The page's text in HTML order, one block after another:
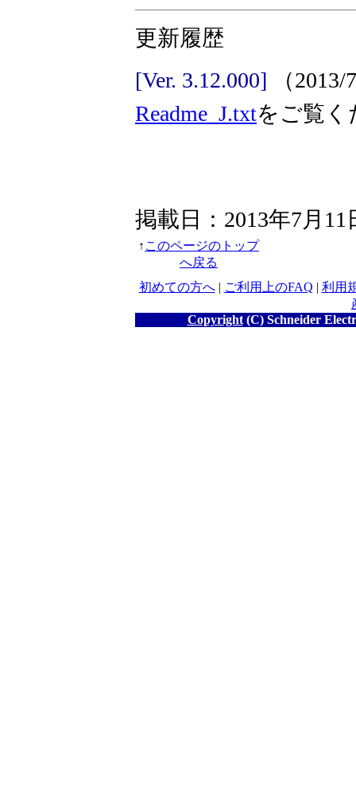
更新履歴
[Ver. 3.12.000] （
Readme_J.txtをご覧く
掲載日：2013年7月11
↑ このページのトップ
へ戻る
初めての方へ| ご利用上のFAQ | 利用
Copyright(C) Schneider